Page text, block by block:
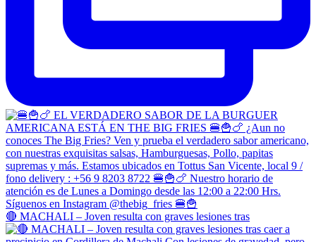
🔴 MACHALI – Joven resulta con graves lesiones tras